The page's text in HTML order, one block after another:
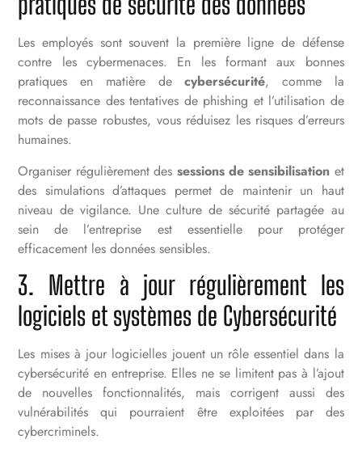
Les employés sont souvent la première ligne de défense
contre les cybermenaces. En les formant aux bonnes
pratiques en matière decybersécurité, comme la
reconnaissance des tentatives de phishing et l’utilisation de
mots de passe robustes, vous réduisez les risques d’erreurs
humaines.
Organiser régulièrement des sessions de sensibilisation et
des simulations d’attaques permet de maintenir un haut
niveau de vigilance. Une culture de sécurité partagée au
sein de l’entreprise est essentielle pour protéger
efficacement les données sensibles.
3. Mettre à jour régulièrement les
logiciels et systèmes de Cybersécurité
Les mises à jour logicielles jouent un rôle essentiel dans la
cybersécurité en entreprise. Elles ne se limitent pas à l’ajout
de nouvelles fonctionnalités, mais corrigent aussi des
vulnérabilités qui pourraient être exploitées par des
cybercriminels.